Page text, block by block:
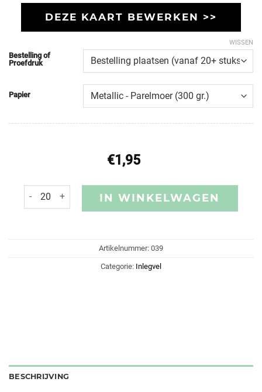
DEZE KAART BEWERKEN >>
Bestelling of
Proefdruk
Papier
WISSEN
€1,95
IN WINKELWAGEN
Artikelnummer: 039
Categorie: Inlegvel
BESCHRIJVING